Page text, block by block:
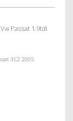
Passat 1.9tdi
3C2 2005